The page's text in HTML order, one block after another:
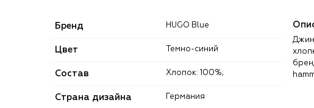
Бренд HUGO Blue
Цвет Темно-синий
Состав Хлопок: 100%;
Страна дизайна Германия